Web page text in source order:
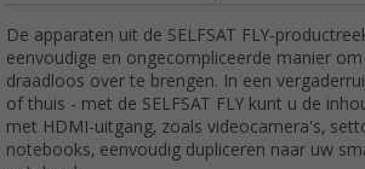
De apparaten uit de SELFSAT FLY-
eenvoudige en ongecompliceerde manier
draadloos over te brengen. In een
of thuis - met de SELFSAT FLY kunt u de
met HDMI-uitgang, zoals videocamera's,
notebooks, eenvoudig dupliceren naar uw